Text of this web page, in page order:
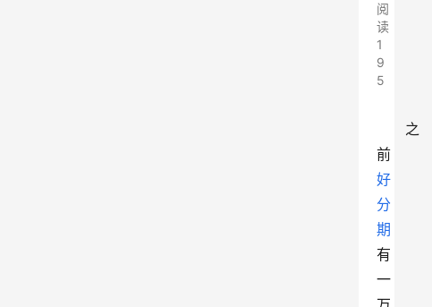
阅
读
1
9
5
之
前
好
分
期
有
一